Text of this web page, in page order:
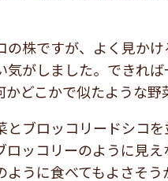
の株ですが、よく見か
気がしました。できれ
どこかで似たような野
とブロッコリードシコ
ロッコリーのように見
うに食べてもよさそう